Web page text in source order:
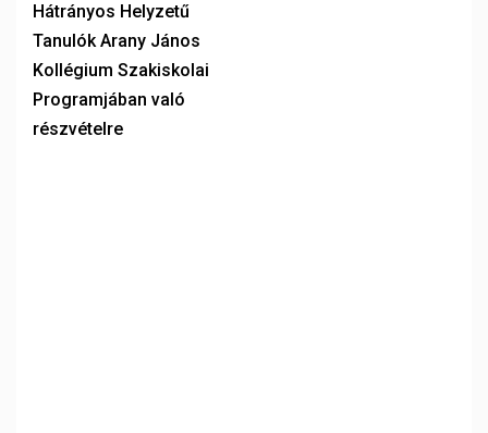
Hátrányos Helyzetű
Tanulók Arany János
Kollégium Szakiskolai
Programjában való
részvételre